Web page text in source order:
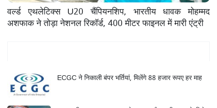
वर्ल्ड एथलेटिक्स U20 चैंपियनशिप, भारतीय धावक मोहम्मद
अशफाक ने तोड़ा नेशनल रिकॉर्ड, 400 मीटर फाइनल में मारी एंट्री
ECGC ने निकाली बंपर भर्तियां, मिलेंगे 88 हजार रूपए हर माह